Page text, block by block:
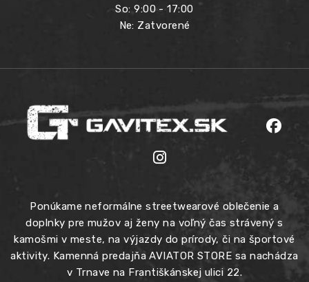
So: 9:00 - 17:00
Ne: Zatvorené
Ponúkame neformálne streetwearové oblečenie a
doplnky pre mužov aj ženy na voľný čas strávený s
kamošmi v meste, na výjazdy do prírody, či na športové
aktivity. Kamenná predajňa AVIATOR STORE sa nachádza
v Trnave na Františkánskej ulici 22.